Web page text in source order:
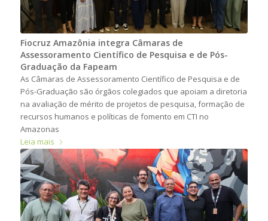
Fiocruz Amazônia integra Câmaras de
Assessoramento Científico de Pesquisa e de Pós-
Graduação da Fapeam
As Câmaras de Assessoramento Científico de Pesquisa e de
Pós-Graduação são órgãos colegiados que apoiam a diretoria
na avaliação de mérito de projetos de pesquisa, formação de
recursos humanos e políticas de fomento em CTI no
Amazonas
Leia mais